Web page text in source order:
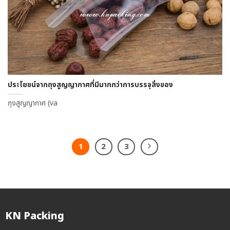
ประโยชน์จากถุงสูญญากาศที่มีมากกว่าการบรรจุสิ่งของ
ถุงสูญญากาศ (va
1 2 3
KN Packing